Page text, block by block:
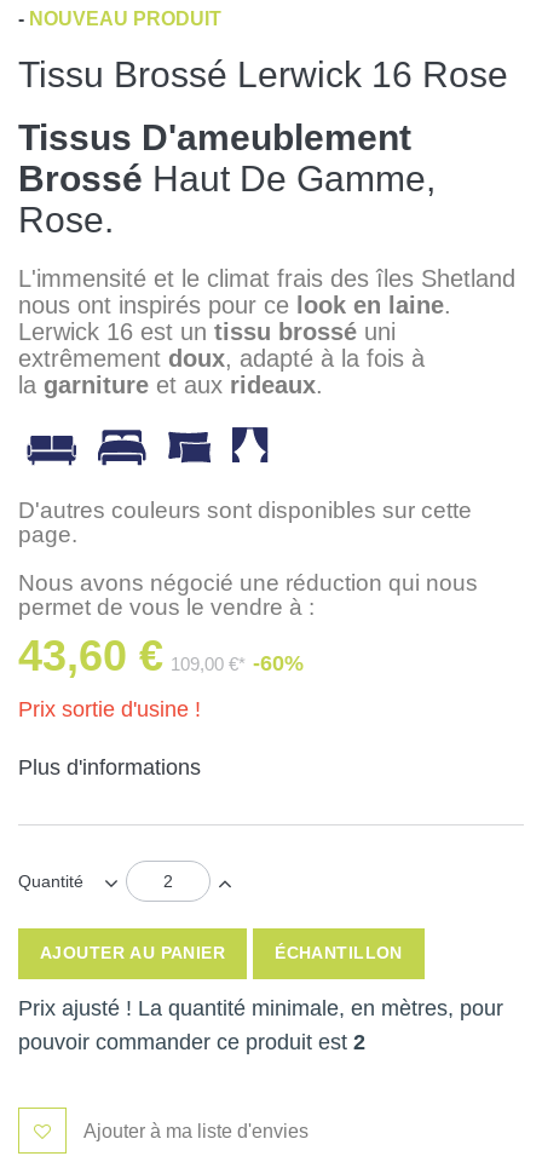
- NOUVEAU PRODUIT
Tissu Brossé Lerwick 16 Rose
Tissus D'ameublement
Brossé Haut De Gamme,
Rose.
L'immensité et le climat frais des îles Shetland
nous ont inspirés pour ce look en laine.
Lerwick 16 est un tissu brossé uni
extrêmement doux, adapté à la fois à
la garniture et aux rideaux.
D'autres couleurs sont disponibles sur cette
page.
Nous avons négocié une réduction qui nous
permet de vous le vendre à :
43,60 € 109,00 €* -60%
Prix sortie d'usine !
Plus d'informations
Quantité
AJOUTER AU PANIER ÉCHANTILLON
Prix ajusté ! La quantité minimale, en mètres, pour
pouvoir commander ce produit est 2
Ajouter à ma liste d'envies